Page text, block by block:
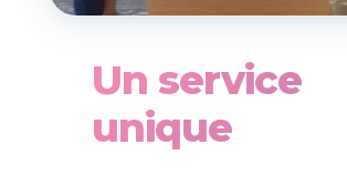
Un service
unique